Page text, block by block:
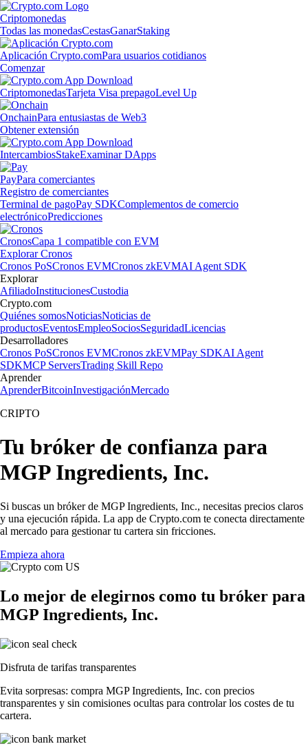
Criptomonedas
Todas las monedasCestasGanarStaking
Aplicación Crypto.comPara usuarios cotidianos
Comenzar
CriptomonedasTarjeta Visa prepagoLevel Up
OnchainPara entusiastas de Web3
Obtener extensión
IntercambiosStakeExaminar DApps
PayPara comerciantes
Registro de comerciantes
Terminal de pagoPay SDKComplementos de comercio
electrónicoPredicciones
CronosCapa 1 compatible con EVM
Explorar Cronos
Cronos PoSCronos EVMCronos zkEVMAI Agent SDK
Explorar
AfiliadoInstitucionesCustodia
Crypto.com
Quiénes somosNoticiasNoticias de
productosEventosEmpleoSociosSeguridadLicencias
Desarrolladores
Cronos PoSCronos EVMCronos zkEVMPay SDKAI Agent
SDKMCP ServersTrading Skill Repo
Aprender
AprenderBitcoinInvestigaciónMercado
CRIPTO
Tu bróker de confianza para
MGP Ingredients, Inc.
Si buscas un bróker de MGP Ingredients, Inc., necesitas precios claros
y una ejecución rápida. La app de Crypto.com te conecta directamente
al mercado para gestionar tu cartera sin fricciones.
Empieza ahora
Lo mejor de elegirnos como tu bróker para
MGP Ingredients, Inc.
Disfruta de tarifas transparentes
Evita sorpresas: compra MGP Ingredients, Inc. con precios
transparentes y sin comisiones ocultas para controlar los costes de tu
cartera.